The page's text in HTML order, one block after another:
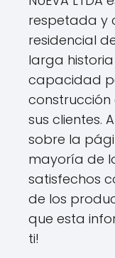
respetada y
residencial
larga
capacidad
sus clientes.
sobre la
mayoría de
satisfechos
de los
que esta
ti!